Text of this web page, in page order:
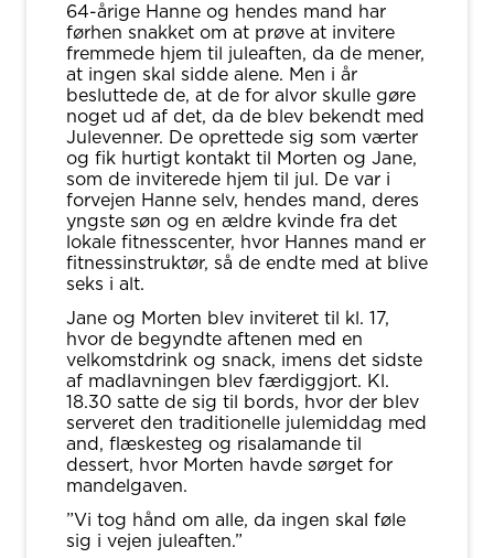
64-årige Hanne og hendes mand har
førhen snakket om at prøve at invitere
fremmede hjem til juleaften, da de mener,
at ingen skal sidde alene. Men i år
besluttede de, at de for alvor skulle gøre
noget ud af det, da de blev bekendt med
Julevenner. De oprettede sig som værter
og fik hurtigt kontakt til Morten og Jane,
som de inviterede hjem til jul. De var i
forvejen Hanne selv, hendes mand, deres
yngste søn og en ældre kvinde fra det
lokale fitnesscenter, hvor Hannes mand er
fitnessinstruktør, så de endte med at blive
seks i alt.
Jane og Morten blev inviteret til kl. 17,
hvor de begyndte aftenen med en
velkomstdrink og snack, imens det sidste
af madlavningen blev færdiggjort. Kl.
18.30 satte de sig til bords, hvor der blev
serveret den traditionelle julemiddag med
and, flæskesteg og risalamande til
dessert, hvor Morten havde sørget for
mandelgaven.
”Vi tog hånd om alle, da ingen skal føle
sig i vejen juleaften.”